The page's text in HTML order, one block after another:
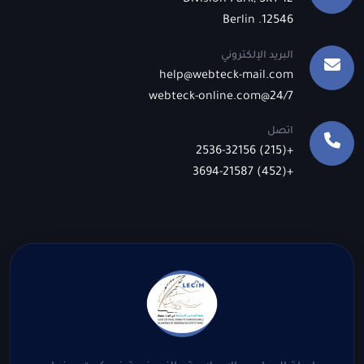
12546. Berlin
البريد الإلكتروني
help@webteck-mail.com
24/7@webteck-online.com
اتصل
+(215) 2536-32156
+(452) 3694-21587